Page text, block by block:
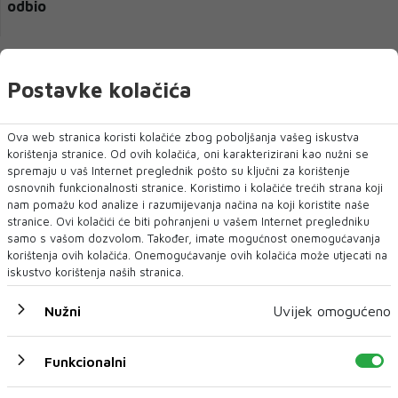
odbio
'ILI STE S NAMA ILI PROTIV NAS': BH. lideri će biti
pometeni sa scene
Postavke kolačića
Ova web stranica koristi kolačiće zbog poboljšanja vašeg iskustva
korištenja stranice. Od ovih kolačića, oni karakterizirani kao nužni se
spremaju u vaš Internet preglednik pošto su ključni za korištenje
osnovnih funkcionalnosti stranice. Koristimo i kolačiće trećih strana koji
nam pomažu kod analize i razumijevanja načina na koji koristite naše
stranice. Ovi kolačići će biti pohranjeni u vašem Internet pregledniku
samo s vašom dozvolom. Također, imate mogućnost onemogućavanja
korištenja ovih kolačića. Onemogućavanje ovih kolačića može utjecati na
iskustvo korištenja naših stranica.
Nužni Uvijek omogućeno
Funkcionalni